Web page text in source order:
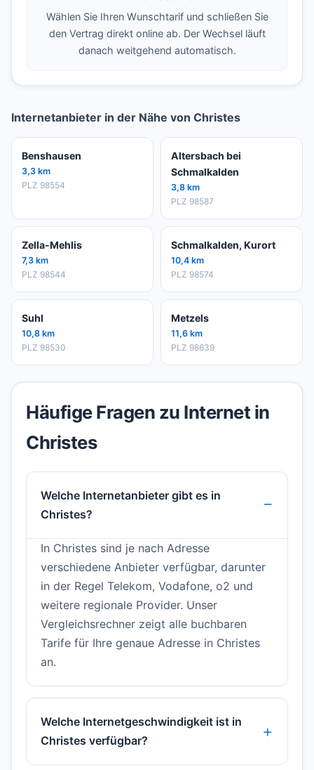
Wählen Sie Ihren Wunschtarif und schließen Sie
den Vertrag direkt online ab. Der Wechsel läuft
danach weitgehend automatisch.
Internetanbieter in der Nähe von Christes
Benshausen
3,3 km
PLZ 98554
Altersbach bei
Schmalkalden
3,8 km
PLZ 98587
Zella-Mehlis
7,3 km
PLZ 98544
Schmalkalden, Kurort
10,4 km
PLZ 98574
Suhl
10,8 km
PLZ 98530
Metzels
11,6 km
PLZ 98639
Häufige Fragen zu Internet in
Christes
Welche Internetanbieter gibt es in
Christes?
In Christes sind je nach Adresse
verschiedene Anbieter verfügbar, darunter
in der Regel Telekom, Vodafone, o2 und
weitere regionale Provider. Unser
Vergleichsrechner zeigt alle buchbaren
Tarife für Ihre genaue Adresse in Christes
an.
Welche Internetgeschwindigkeit ist in
Christes verfügbar?